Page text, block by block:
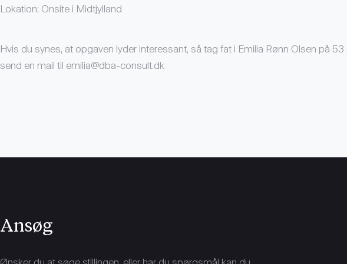
Lokation: Onsite i Midtjylland
Hvis du synes, at opgaven lyder interessant, så tag fat i Emilia Rønn Olsen på
send en mail til emilia@dba-consult.dk
Ansøg